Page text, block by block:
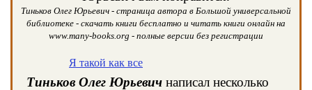
Тиньков Олег Юрьевич - страница автора в Большой универсальной
библиотеке - скачать книги бесплатно и читать книги онлайн на
www.many-books.org - полные версии без регистрации
Я такой как все
Тиньков Олег Юрьевич написал несколько